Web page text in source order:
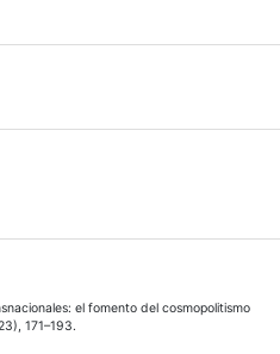
el fomento del cosmopolitismo
171–193.